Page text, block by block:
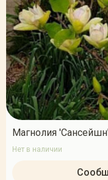
Магнолия
Нет в наличии